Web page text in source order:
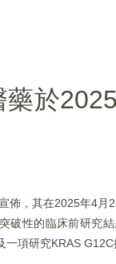
於
佈，其在2025年4
性的臨床前研究
項研究KRAS G12C